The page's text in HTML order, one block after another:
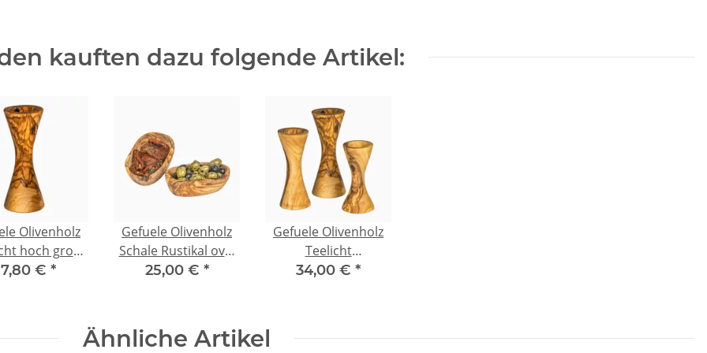
Naturprodukt,
Langlebig - perfektes
kauften dazu folgende Artikel:
Olivenholz
hoch groß
16 cm) -
- perfektes
€ *
Gefuele Olivenholz
Schale Rustikal oval
ca. 15 cm 2er Set -
Naturprodukt,
Langlebig - perfektes
25,00 € *
Gefuele Olivenholz
Teelicht
Kerzenständer hoch
Langlebig - perfektes
34,00 € *
Ähnliche Artikel